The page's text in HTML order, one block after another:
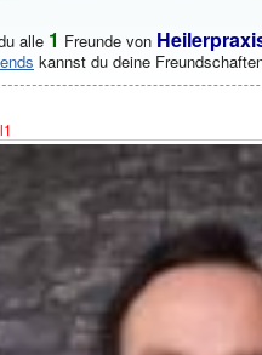
alle 1 Freunde von
kannst du deine